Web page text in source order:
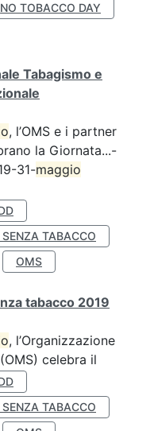
NO TOBACCO DAY
Tabagismo e
, l’OMS e i partner
la Giornata...-
31-maggio
TABACCO
OMS
tabacco 2019
, l’Organizzazione
celebra il
TABACCO